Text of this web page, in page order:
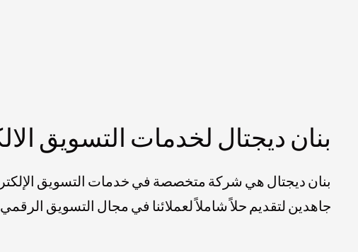
بنان ديجتال لخدمات التسويق
بنان ديجتال هي شركة متخصصة في خدمات التسويق
جاهدين لتقديم حلاً شاملاً لعملائنا في مجال التسويق